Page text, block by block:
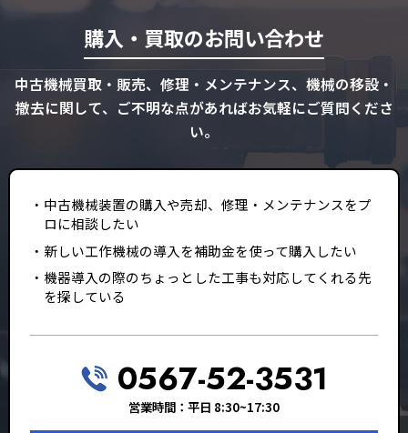
購入・買取のお問い合わせ
中古機械買取・販売、修理・メンテナンス、機械の移設・
撤去に関して、ご不明な点があればお気軽にご質問くださ
い。
中古機械装置の購入や売却、修理・メンテナンスをプ
ロに相談したい
新しい工作機械の導入を補助金を使って購入したい
機器導入の際のちょっとした工事も対応してくれる先
を探している
0567-52-3531
営業時間：平日 8:30~17:30